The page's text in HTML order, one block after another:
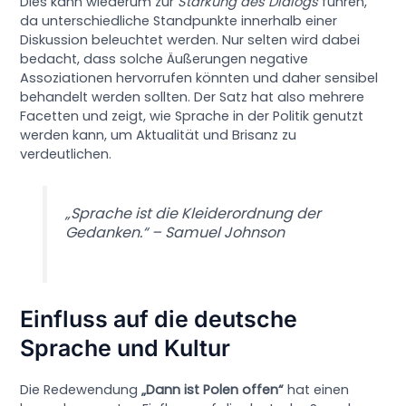
da unterschiedliche Standpunkte innerhalb einer
Diskussion beleuchtet werden. Nur selten wird dabei
bedacht, dass solche Äußerungen negative
Assoziationen hervorrufen könnten und daher sensibel
behandelt werden sollten. Der Satz hat also mehrere
Facetten und zeigt, wie Sprache in der Politik genutzt
werden kann, um Aktualität und Brisanz zu
verdeutlichen.
„Sprache ist die Kleiderordnung der
Gedanken.“ – Samuel Johnson
Einfluss auf die deutsche
Sprache und Kultur
Die Redewendung„Dann ist Polen offen“ hat einen